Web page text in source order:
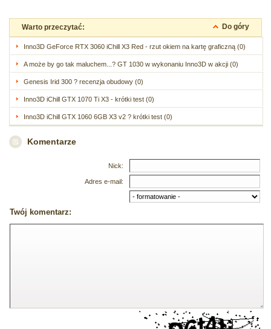
Warto przeczytać: Do góry
Inno3D GeForce RTX 3060 iChill X3 Red - rzut okiem na kartę graficzną (0)
A może by go tak maluchem...? GT 1030 w wykonaniu Inno3D w akcji (0)
Genesis Irid 300 ? recenzja obudowy (0)
Inno3D iChill GTX 1070 Ti X3 - krótki test (0)
Inno3D iChill GTX 1060 6GB X3 v2 ? krótki test (0)
Komentarze
Nick:
Adres e-mail:
Twój komentarz: